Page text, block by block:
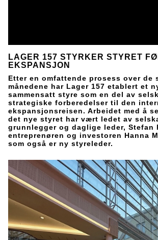
LAGER 157 STYRKER STYRET
EKSPANSJON
Etter en omfattende prosess over de
månedene har Lager 157 etablert et
sammensatt styre som en del av
strategiske forberedelser til den
ekspansjonsreisen. Arbeidet med å
det nye styret har vært ledet av
grunnlegger og daglige leder, Stefan
entreprenøren og investoren Hanna
som også er ny styreleder.